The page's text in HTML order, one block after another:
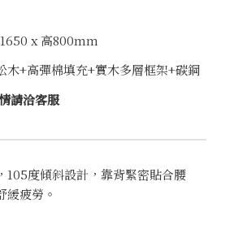
x 高800mm
木+高彈棉填充+實木多層框架+碳鋼
請洽客服
105度傾斜設計，靠背緊密貼合腰
緩疲勞。